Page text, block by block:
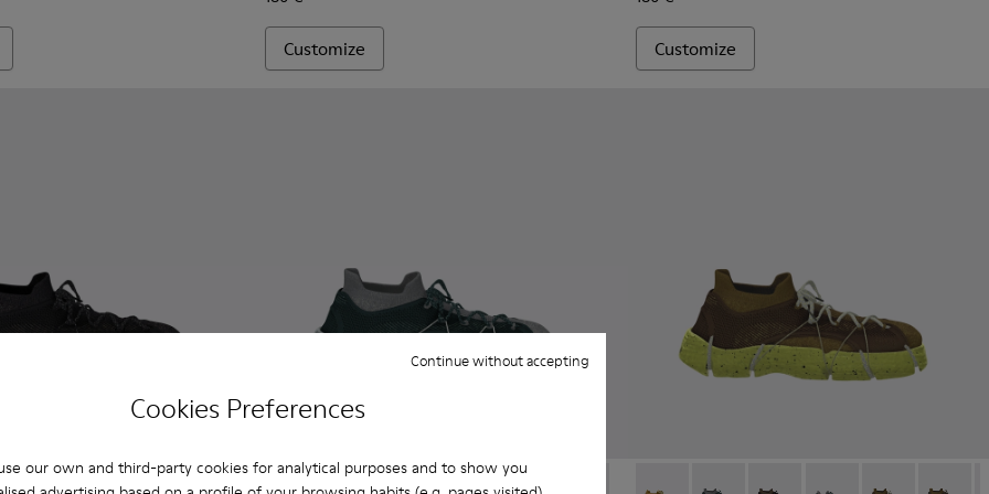
Cookies Preferences
our own and third-party cookies for analytical purposes and to show you
Continue without accepting
Customize Customize